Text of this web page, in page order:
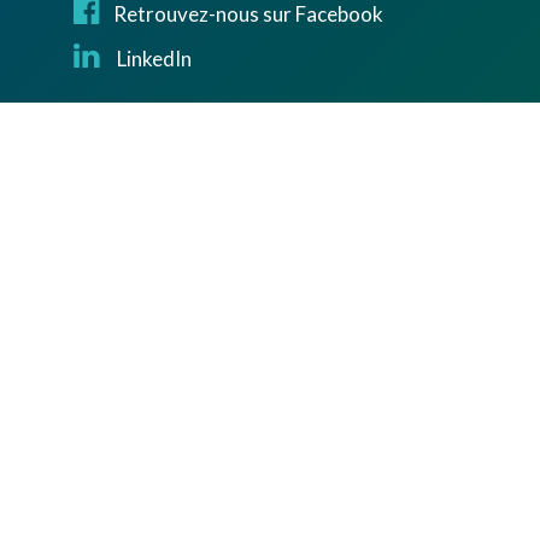
Retrouvez-nous sur Facebook
LinkedIn